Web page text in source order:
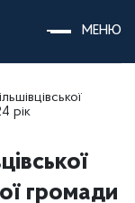
МЕНЮ
рік
громади